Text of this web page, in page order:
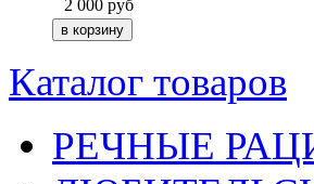
2 000 руб
Каталог товаров
РЕЧНЫЕ